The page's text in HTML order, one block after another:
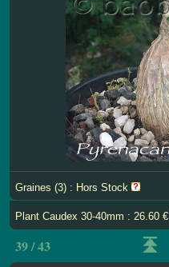
Graines (3) : Hors Stock
Plant Caudex 30-40mm : 26.60 €
39 / 43